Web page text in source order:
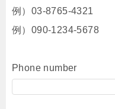
例）03-8765-4321
例）090-1234-5678
Phone number